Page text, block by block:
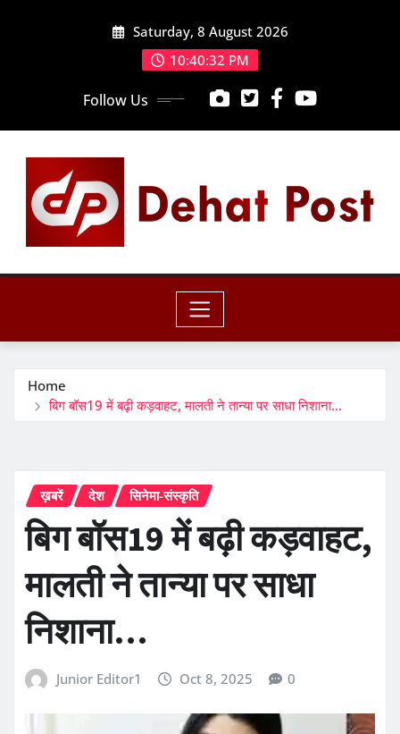
Saturday, 8 August 2026
10:40:34 PM
Follow Us
Home
बिग बॉस19 में बढ़ी कड़वाहट, मालती ने तान्या पर साधा निशाना…
ख़बरें देश सिनेमा-संस्कृति
बिग बॉस19 में बढ़ी कड़वाहट,
मालती ने तान्या पर साधा
निशाना…
Junior Editor1 Oct 8, 2025 0